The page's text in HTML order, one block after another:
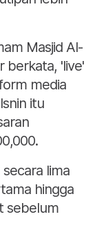
Masjid Al-
berkata, 'live'
media
itu
lima
hingga
sebelum